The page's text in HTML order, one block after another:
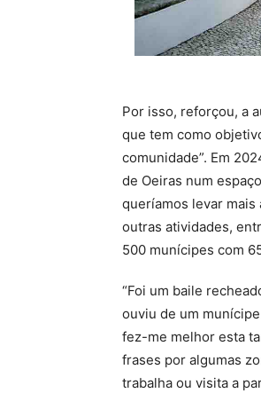
Por isso, reforçou, a
que tem como
comunidade”. Em
de Oeiras num
queríamos levar mais
outras atividades,
500 munícipes com
“Foi um baile
ouviu de um
fez-me melhor esta
frases por algumas
trabalha ou visita a